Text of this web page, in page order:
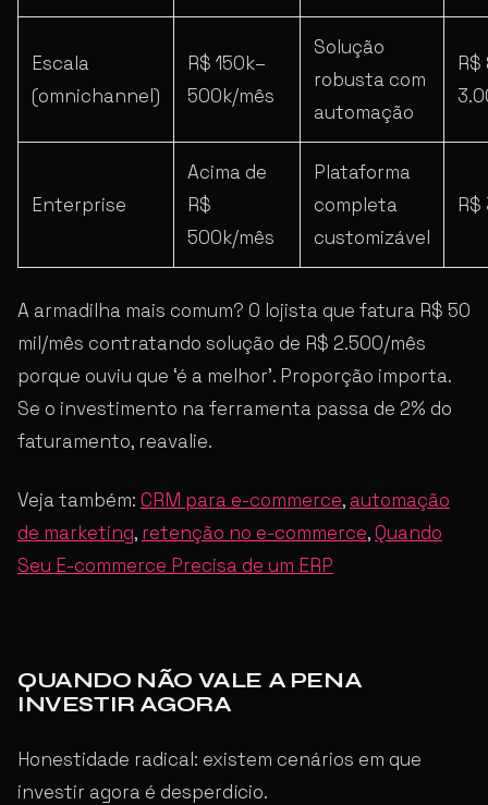
Escala
(omnichannel)
R$ 150k–
500k/mês
Solução
robusta com
automação
Enterprise
Acima de
R$
500k/mês
Plataforma
completa
customizável
A armadilha mais comum? O lojista que fatura R$ 50
mil/mês contratando solução de R$ 2.500/mês
porque ouviu que ‘é a melhor’. Proporção importa.
Se o investimento na ferramenta passa de 2% do
faturamento, reavalie.
Veja também: CRM para e-commerce, automação
de marketing, retenção no e-commerce, Quando
Seu E-commerce Precisa de um ERP
QUANDO NÃO VALE A PENA
INVESTIR AGORA
Honestidade radical: existem cenários em que
investir agora é desperdício.